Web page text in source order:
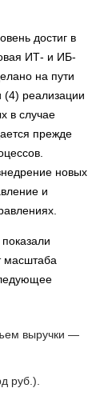
достиг в
ИТ- и ИБ-
на пути
(4) реализации
в случае
прежде
новых
и
масштаба
выручки —
руб.).